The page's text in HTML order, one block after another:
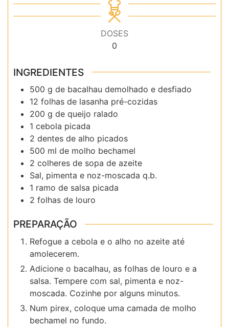
DOSES
0
INGREDIENTES
500 g de bacalhau demolhado e desfiado
12 folhas de lasanha pré-cozidas
200 g de queijo ralado
1 cebola picada
2 dentes de alho picados
500 ml de molho bechamel
2 colheres de sopa de azeite
Sal, pimenta e noz-moscada q.b.
1 ramo de salsa picada
2 folhas de louro
PREPARAÇÃO
Refogue a cebola e o alho no azeite até
amolecerem.
Adicione o bacalhau, as folhas de louro e a
salsa. Tempere com sal, pimenta e noz-
moscada. Cozinhe por alguns minutos.
Num pirex, coloque uma camada de molho
bechamel no fundo.